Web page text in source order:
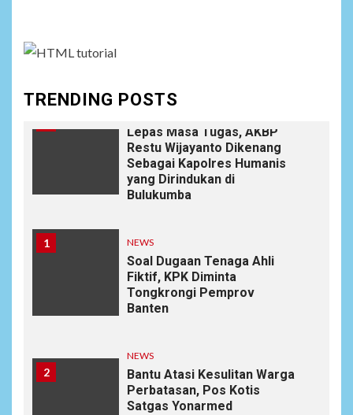
TRENDING POSTS
Lepas Masa Tugas, AKBP
Restu Wijayanto Dikenang
Sebagai Kapolres Humanis
yang Dirindukan di
Bulukumba
1 NEWS
Soal Dugaan Tenaga Ahli
Fiktif, KPK Diminta
Tongkrongi Pemprov
Banten
2
NEWS
Bantu Atasi Kesulitan Warga
Perbatasan, Pos Kotis
Satgas Yonarmed